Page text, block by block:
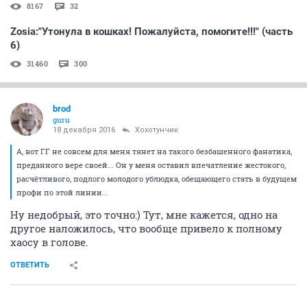
8167 32
Zosia:"Утонула в кошках! Пожалуйста, помогите!!!" (часть
6)
31460 300
brod
guru
18 декабря 2016 Хохотунчик
А, вот ГГ не совсем для меня тянет на такого безбашенного фанатика,
преданного вере своей... Он у меня оставил впечатление жестокого,
расчётливого, подлого молодого ублюдка, обещающего стать в будущем
профи по этой линии...
Ну недобрый, это точно:) Тут, мне кажется, одно на
другое наложилось, что вообще привело к полному
хаосу в голове.
ОТВЕТИТЬ